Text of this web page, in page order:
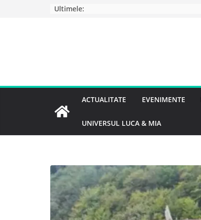
Ultimele:
ACTUALITATE EVENIMENTE
UNIVERSUL LUCA & MIA